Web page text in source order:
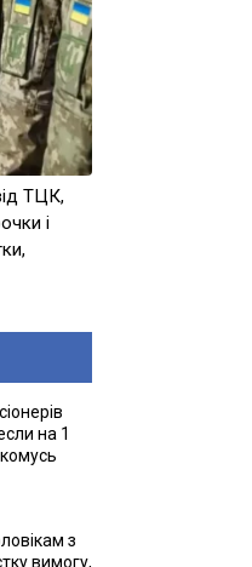
ТЦК,
і
на 1
комусь
з
вимогу,